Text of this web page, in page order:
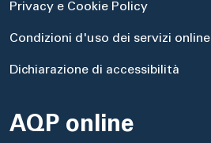
Privacy e Cookie Policy
Condizioni d'uso dei servizi online
Dichiarazione di accessibilità
AQP online